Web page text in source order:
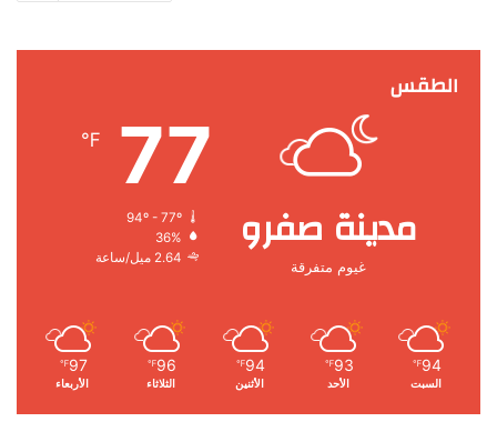
الطقس
مدينة صفرو
غيوم متفرقة
77
℉
94º - 77º
36%
2.64 ميل/ساعة
94
℉
السبت
93
℉
الأحد
94
℉
الأثنين
96
℉
الثلاثاء
97
℉
الأربعاء